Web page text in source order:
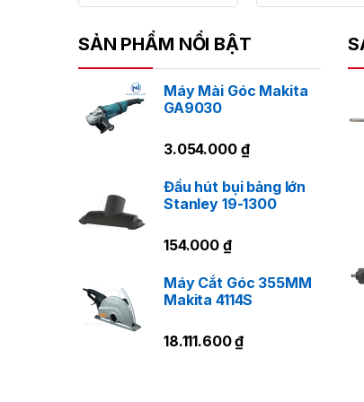
SẢN PHẨM NỔI BẬT
Máy Mài Góc Makita
GA9030
3.054.000 ₫
Đầu hút bụi bảng lớn
Stanley 19-1300
154.000 ₫
Máy Cắt Góc 355MM
Makita 4114S
18.111.600₫